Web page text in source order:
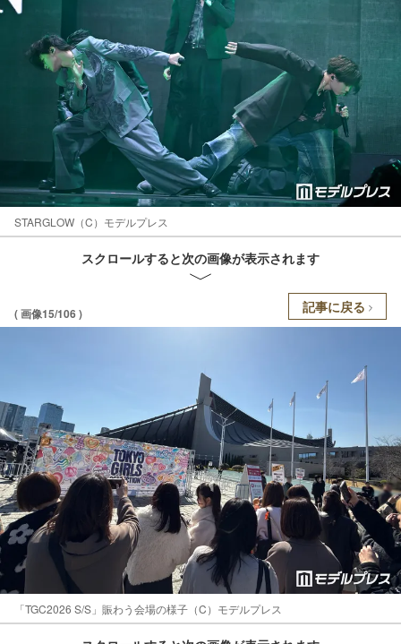
STARGLOW（C）モデルプレス
スクロールすると次の画像が表示されます
( 画像15/106 ) 記事に戻る
「TGC2026 S/S」賑わう会場の様子（C）モデルプレス